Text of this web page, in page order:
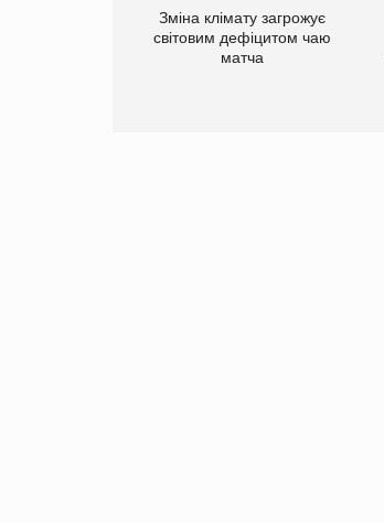
Зміна клімату загрожує
світовим дефіцитом чаю
матча